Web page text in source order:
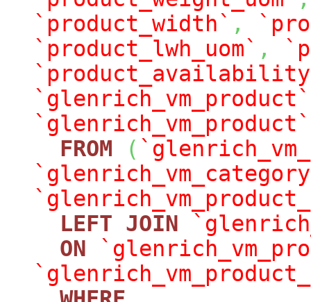
`product_width` ,
`product_lwh_uom` ,
`glenrich_vm_product`
`glenrich_vm_product`
FROM
(
LEFT JOIN
ON